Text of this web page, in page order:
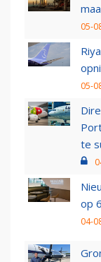
05-
05-
te
op
04-